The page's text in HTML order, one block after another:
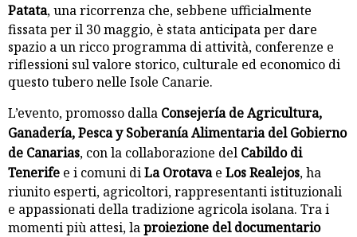
Patata, una ricorrenza che, sebbene ufficialmente
fissata per il 30 maggio, è stata anticipata per dare
spazio a un ricco programma di attività, conferenze e
riflessioni sul valore storico, culturale ed economico di
questo tubero nelle Isole Canarie.
L’evento, promosso dalla Consejería de Agricultura,
Ganadería, Pesca y Soberanía Alimentaria del Gobierno
de Canarias, con la collaborazione del Cabildo di
Tenerife e i comuni diLa Orotavae Los Realejos, ha
riunito esperti, agricoltori, rappresentanti istituzionali
e appassionati della tradizione agricola isolana. Tra i
momenti più attesi, laproiezione del documentario